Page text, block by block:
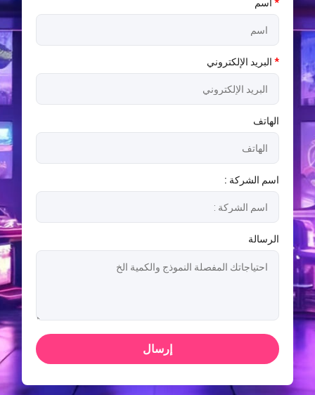
* اسم
* البريد الإلكتروني
الهاتف
اسم الشركة :
الرسالة
إرسال